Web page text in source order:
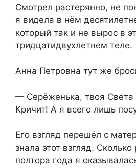
Смотрел растерянно, не
я видела в нём
который так и не вырос в
тридцатидвухлетнем теле.
Анна Петровна тут же
— Серёженька, твоя Света
Кричит! А я всего лишь
Его взгляд перешёл с
знала этот взгляд. Сколько
полтора года я